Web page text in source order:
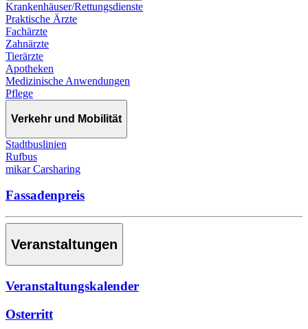
Krankenhäuser/Rettungsdienste
Praktische Ärzte
Fachärzte
Zahnärzte
Tierärzte
Apotheken
Medizinische Anwendungen
Pflege
Verkehr und Mobilität
Stadtbuslinien
Rufbus
mikar Carsharing
Fassadenpreis
Veranstaltungen
Veranstaltungskalender
Osterritt